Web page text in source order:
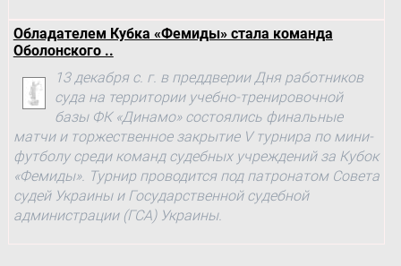
Обладателем Кубка «Фемиды» стала команда
Оболонского ..
13 декабря с. г. в преддверии Дня работников
суда на территории учебно-тренировочной
базы ФК «Динамо» состоялись финальные
матчи и торжественное закрытие V турнира по мини-
футболу среди команд судебных учреждений за Кубок
«Фемиды». Турнир проводится под патронатом Совета
судей Украины и Государственной судебной
администрации (ГСА) Украины.